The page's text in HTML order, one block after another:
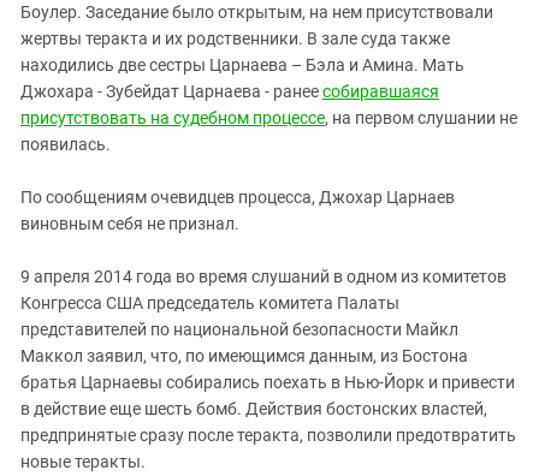
Боулер. Заседание было открытым, на нем присутствовали
жертвы теракта и их родственники. В зале суда также
находились две сестры Царнаева – Бэла и Амина. Мать
Джохара - Зубейдат Царнаева - ранеесобиравшаяся
присутствовать на судебном процессе, на первом слушании не
появилась.
По сообщениям очевидцев процесса, Джохар Царнаев
виновным себя не признал.
9 апреля 2014 года во время слушаний в одном из комитетов
Конгресса США председатель комитета Палаты
представителей по национальной безопасности Майкл
Маккол заявил, что, по имеющимся данным, из Бостона
братья Царнаевы собирались поехать в Нью-Йорк и привести
в действие еще шесть бомб. Действия бостонских властей,
предпринятые сразу после теракта, позволили предотвратить
новые теракты.